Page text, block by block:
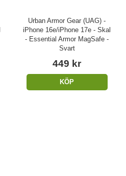
Urban Armor Gear (UAG) -
iPhone 16e/iPhone 17e - Skal
- Essential Armor MagSafe -
Svart
449 kr
KÖP